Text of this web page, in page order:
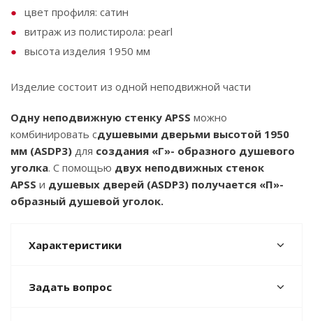
цвет профиля: сатин
витраж из полистирола: pearl
высота изделия 1950 мм
Изделие состоит из одной неподвижной части
Одну неподвижную стенку APSS можно
комбинировать сдушевыми дверьми высотой 1950
мм (ASDP3) для создания «Г»- образного душевого
уголка. С помощью двух неподвижных стенок
APSS и душевых дверей (ASDP3) получается «П»-
образный душевой уголок.
Характеристики
Задать вопрос